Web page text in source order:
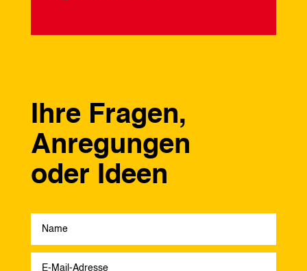
Ihre Fragen,
Anregungen
oder Ideen